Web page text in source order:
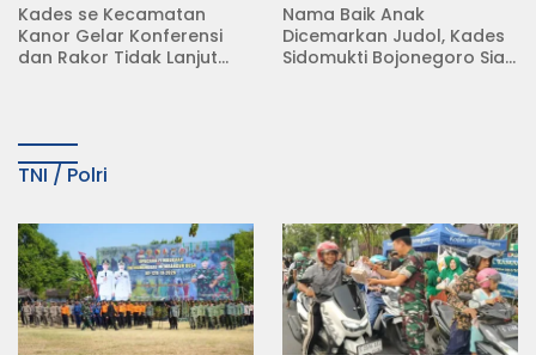
Kades se Kecamatan
Kanor Gelar Konferensi
dan Rakor Tidak Lanjut
Nama Baik Anak
Dicemarkan Judol, Kades
Sidomukti Bojonegoro Siap
TNI / Polri